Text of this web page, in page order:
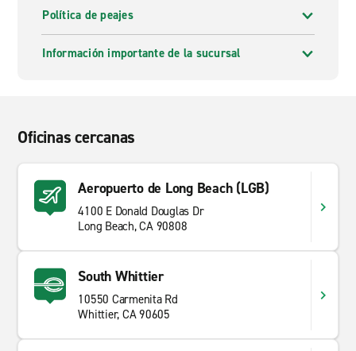
Política de peajes
Información importante de la sucursal
Oficinas cercanas
Aeropuerto de Long Beach (LGB)
4100 E Donald Douglas Dr
Long Beach, CA 90808
South Whittier
10550 Carmenita Rd
Whittier, CA 90605